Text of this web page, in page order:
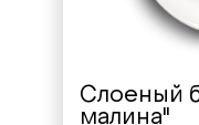
Слоеный
малина"